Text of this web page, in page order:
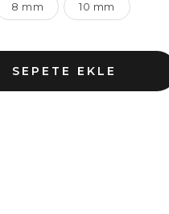
8 mm 10 mm